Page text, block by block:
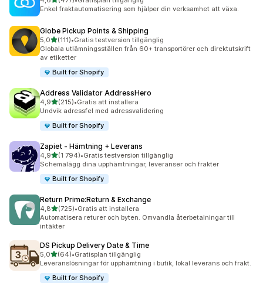
477 recensioner totalt
Enkel fraktautomatisering som hjälper din verksamhet att växa.
Globe Pickup Points & Shipping
5,0av 5 stjärnor
(111)
111 recensioner totalt
•Gratis testversion tillgänglig
Globala utlämningsställen från 60+ transportörer och direktutskrift
av etiketter
Built for Shopify
Address Validator AddressHero
4,9av 5 stjärnor
(215)
215 recensioner totalt
•Gratis att installera
Undvik adressfel med adressvalidering
Built for Shopify
Zapiet ‑ Hämtning + Leverans
4,9av 5 stjärnor
(1 794)
1794 recensioner totalt
•Gratis testversion tillgänglig
Schemalägg dina upphämtningar, leveranser och frakter
Built for Shopify
Return Prime:Return & Exchange
4,8av 5 stjärnor
(725)
725 recensioner totalt
•Gratis att installera
Automatisera returer och byten. Omvandla återbetalningar till
intäkter
DS Pickup Delivery Date & Time
5,0av 5 stjärnor
(64)
64 recensioner totalt
•Gratisplan tillgänglig
Leveranslösningar för upphämtning i butik, lokal leverans och frakt.
Built for Shopify